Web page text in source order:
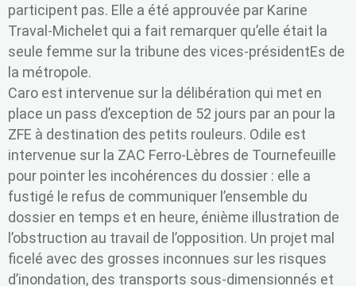
participent pas. Elle a été approuvée par Karine
Traval-Michelet qui a fait remarquer qu’elle était la
seule femme sur la tribune des vices-présidentEs de
la métropole.
Caro est intervenue sur la délibération qui met en
place un pass d’exception de 52 jours par an pour la
ZFE à destination des petits rouleurs. Odile est
intervenue sur la ZAC Ferro-Lèbres de Tournefeuille
pour pointer les incohérences du dossier : elle a
fustigé le refus de communiquer l’ensemble du
dossier en temps et en heure, énième illustration de
l’obstruction au travail de l’opposition. Un projet mal
ficelé avec des grosses inconnues sur les risques
d’inondation, des transports sous-dimensionnés et